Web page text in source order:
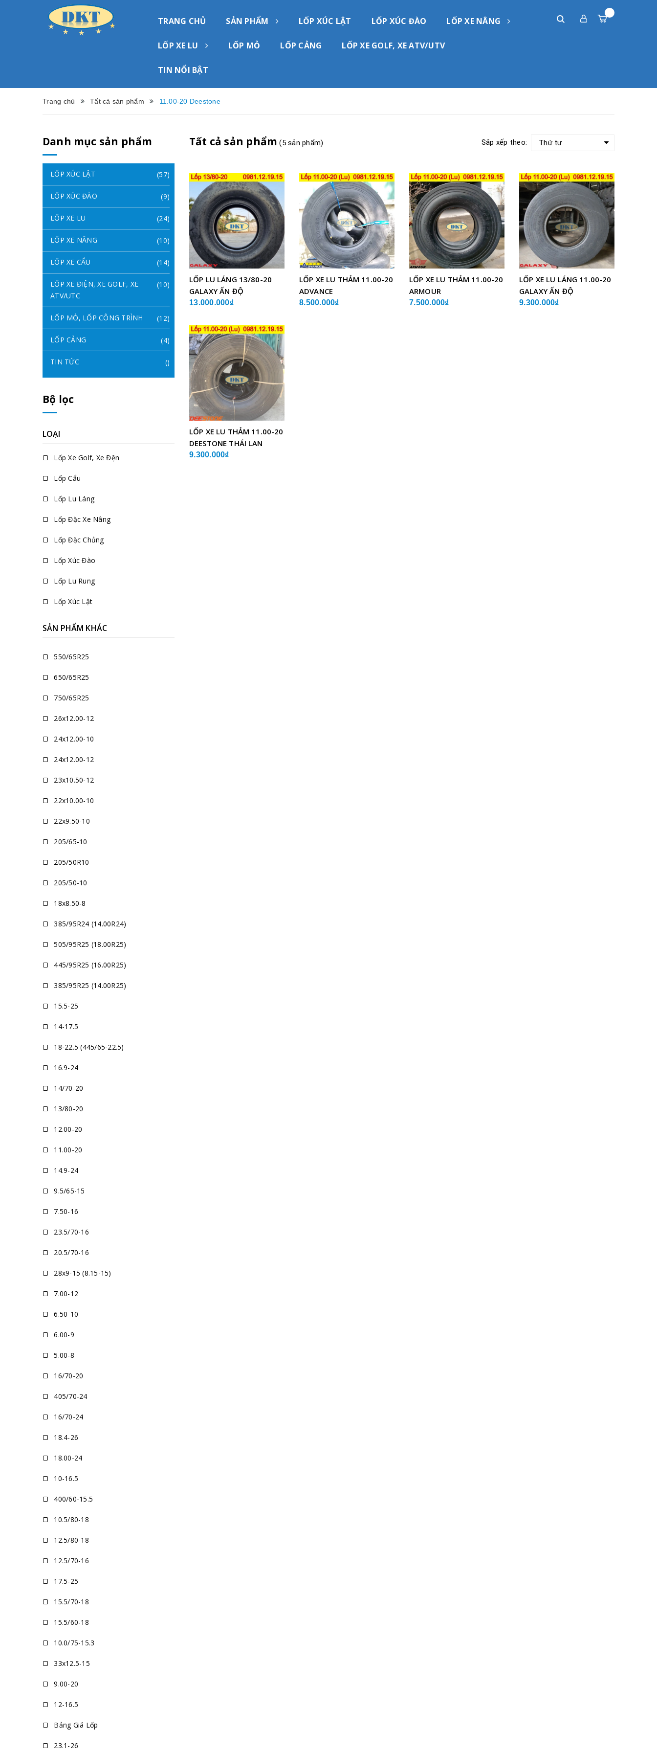
TRANG CHỦ SẢN PHẨM LỐP XÚC LẬT LỐP XÚC ĐÀO LỐP XE NÂNG
LỐP XE LU LỐP MỎ LỐP CẢNG LỐP XE GOLF, XE ATV/UTV
TIN NỔI BẬT
Trang chủ Tất cả sản phẩm 11.00-20 Deestone
Tất cả sản phẩm (5 sản phẩm) Sắp xếp theo: Thứ tự
LỐP LU LÁNG 13/80-20
GALAXY ẤN ĐỘ
13.000.000₫
LỐP XE LU THẢM 11.00-20
ADVANCE
8.500.000₫
LỐP XE LU THẢM 11.00-20
ARMOUR
7.500.000₫
LỐP XE LU LÁNG 11.00-20
GALAXY ẤN ĐỘ
9.300.000₫
LỐP XE LU THẢM 11.00-20
DEESTONE THÁI LAN
9.300.000₫
Danh mục sản phẩm
LỐP XÚC LẬT (57)
LỐP XÚC ĐÀO (9)
LỐP XE LU (24)
LỐP XE NÂNG (10)
LỐP XE CẨU (14)
LỐP XE ĐIỆN, XE GOLF, XE
ATV/UTC
(10)
LỐP MỎ, LỐP CÔNG TRÌNH (12)
LỐP CẢNG (4)
TIN TỨC ()
Bộ lọc
LOẠI
Lốp Xe Golf, Xe Đện
Lốp Cẩu
Lốp Lu Láng
Lốp Đặc Xe Nâng
Lốp Đặc Chủng
Lốp Xúc Đào
Lốp Lu Rung
Lốp Xúc Lật
SẢN PHẨM KHÁC
550/65R25
650/65R25
750/65R25
26x12.00-12
24x12.00-10
24x12.00-12
23x10.50-12
22x10.00-10
22x9.50-10
205/65-10
205/50R10
205/50-10
18x8.50-8
385/95R24 (14.00R24)
505/95R25 (18.00R25)
445/95R25 (16.00R25)
385/95R25 (14.00R25)
15.5-25
14-17.5
18-22.5 (445/65-22.5)
16.9-24
14/70-20
13/80-20
12.00-20
11.00-20
14.9-24
9.5/65-15
7.50-16
23.5/70-16
20.5/70-16
28x9-15 (8.15-15)
7.00-12
6.50-10
6.00-9
5.00-8
16/70-20
405/70-24
16/70-24
18.4-26
18.00-24
10-16.5
400/60-15.5
10.5/80-18
12.5/80-18
12.5/70-16
17.5-25
15.5/70-18
15.5/60-18
10.0/75-15.3
33x12.5-15
9.00-20
12-16.5
Bảng Giá Lốp
23.1-26